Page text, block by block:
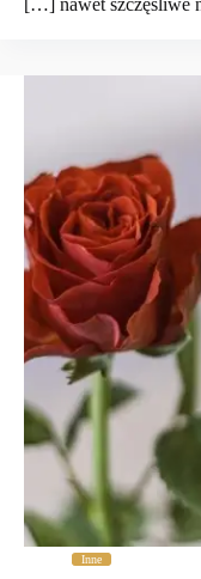
[…] nawet szczęśliwe
Inne